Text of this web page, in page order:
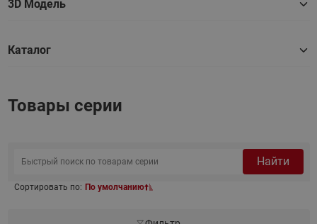
3D Модель
Каталог
Товары серии
Найти
Сортировать по: По умолчанию